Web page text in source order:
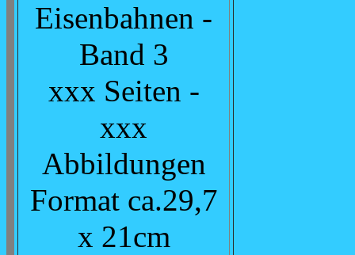
Eisenbahnen -
Band 3
xxx Seiten -
xxx
Abbildungen
Format ca.29,7
x 21cm